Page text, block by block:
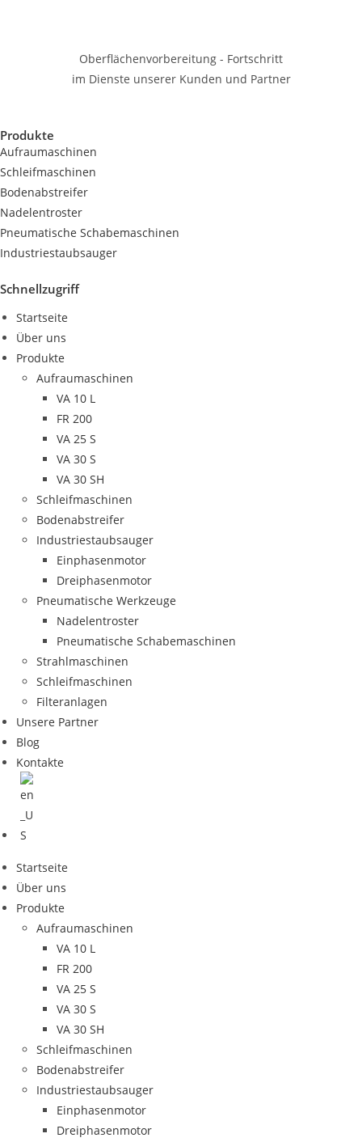
Oberflächenvorbereitung - Fortschritt
im Dienste unserer Kunden und Partner
Produkte
Aufraumaschinen
Schleifmaschinen
Bodenabstreifer
Nadelentroster
Pneumatische Schabemaschinen
Industriestaubsauger
Schnellzugriff
Startseite
Über uns
Produkte
Aufraumaschinen
VA 10 L
FR 200
VA 25 S
VA 30 S
VA 30 SH
Schleifmaschinen
Bodenabstreifer
Industriestaubsauger
Einphasenmotor
Dreiphasenmotor
Pneumatische Werkzeuge
Nadelentroster
Pneumatische Schabemaschinen
Strahlmaschinen
Schleifmaschinen
Filteranlagen
Unsere Partner
Blog
Kontakte
Startseite
Über uns
Produkte
Aufraumaschinen
VA 10 L
FR 200
VA 25 S
VA 30 S
VA 30 SH
Schleifmaschinen
Bodenabstreifer
Industriestaubsauger
Einphasenmotor
Dreiphasenmotor